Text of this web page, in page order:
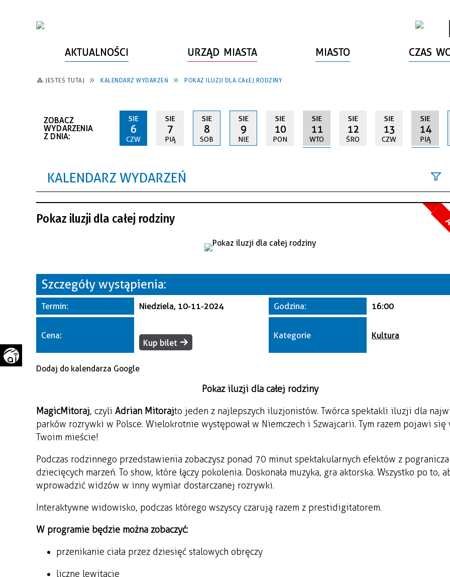
AKTUALNOŚCI URZĄD MIASTA
WŁADZE MIASTA
URZĄD STANU CYWILNEGO
STRATEGIE, PLANY, PROGRAMY
FUNDUSZE ZEWNĘTRZNE
MIASTO
INFORMACJE O MIEŚCIE
PARTNERZY, NGO
JEDNOSTKI MIEJSKIE
INWESTYCJE MIEJSKIE
POWIATOWY LIDER
PRZEDSIĘBIORCZOŚCI
CZAS
SPORT
SZLAKI TURYSTYCZNE
ZAŁATW SPRAWĘ
BEZPIECZEŃSTWO
ZWIERZĘTA W GMINIE
INFORMATOR
KOMUNIKACJA I TRANSPORT
ZAGOSPODAROWANIE
JESTEŚ TUTAJ KALENDARZ WYDARZEŃ POKAZ ILUZJI DLA CAŁEJ RODZINY
ZOBACZ
WYDARZENIA
Z DNIA:
SIE
6
CZW
SIE
7
PIĄ
SIE
8
SOB
SIE
9
NIE
SIE
10
PON
SIE
11
WTO
SIE
12
ŚRO
SIE
13
CZW
SIE
14
PIĄ
KALENDARZ WYDARZEŃ
Szukana fraza
Pokaz iluzji dla całej rodziny
Szczegóły wystąpienia:
Termin: Niedziela, 10-11-2024 Godzina: 16:00
Cena:
Kup bilet
Kategorie Kultura
Dodaj do kalendarza Google
Pokaz iluzji dla całej rodziny
MagicMitoraj, czyli Adrian Mitorajto jeden z najlepszych iluzjonistów. Twórca spektakli iluzji dla
parków rozrywki w Polsce. Wielokrotnie występował w Niemczech i Szwajcarii. Tym razem pojawi się
Twoim mieście!
Podczas rodzinnego przedstawienia zobaczysz ponad 70 minut spektakularnych efektów z pogranicza
dziecięcych marzeń. To show, które łączy pokolenia. Doskonała muzyka, gra aktorska. Wszystko po to,
wprowadzić widzów w inny wymiar dostarczanej rozrywki.
Interaktywne widowisko, podczas którego wszyscy czarują razem z prestidigitatorem.
W programie będzie można zobaczyć:
przenikanie ciała przez dziesięć stalowych obręczy
liczne lewitacje